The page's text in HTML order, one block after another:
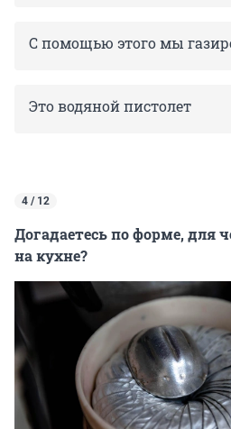
С помощью этого мы
Это водяной пистолет
4 / 12
Догадаетесь по форме, для
на кухне?